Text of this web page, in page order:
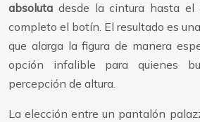
absoluta desde la cintura hasta el
completo el botín. El resultado es
que alarga la figura de manera
opción infalible para quienes
percepción de altura.
La elección entre un pantalón